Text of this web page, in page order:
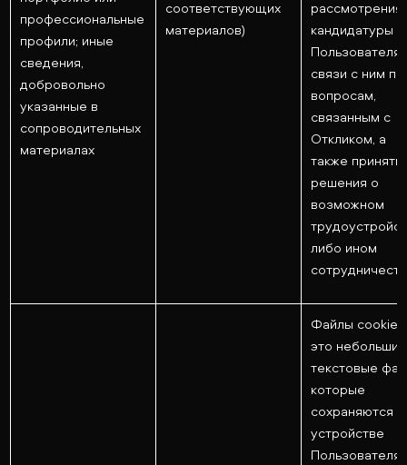
профессиональные
профили; иные
сведения,
добровольно
указанные в
сопроводительных
материалах
соответствующих
материалов)
рассмотрения
кандидатуры
Пользователя,
связи с ним по
вопросам,
связанным с
Откликом, а
также
решения о
возможном
либо ином
Файлы cookie
это небольшие
текстовые
которые
сохраняются
устройстве
Пользователя